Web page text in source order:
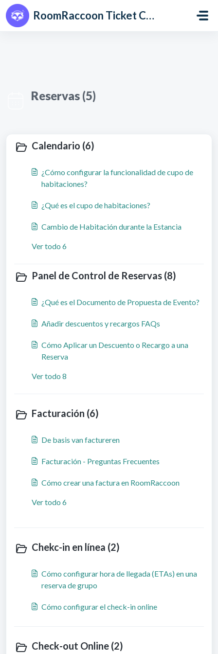
Saltar al contenido principal
RoomRaccoon Ticket Centre
Reservas (5)
Calendario (6)
¿Cómo configurar la funcionalidad de cupo de
habitaciones?
¿Qué es el cupo de habitaciones?
Cambio de Habitación durante la Estancia
Ver todo 6
Panel de Control de Reservas (8)
¿Qué es el Documento de Propuesta de Evento?
Añadir descuentos y recargos FAQs
Cómo Aplicar un Descuento o Recargo a una
Reserva
Ver todo 8
Facturación (6)
De basis van factureren
Facturación - Preguntas Frecuentes
Cómo crear una factura en RoomRaccoon
Ver todo 6
Chekc-in en línea (2)
Cómo configurar hora de llegada (ETAs) en una
reserva de grupo
Cómo configurar el check-in online
Check-out Online (2)